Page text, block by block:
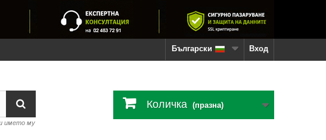
Вход
Български
името му
Количка (празна)